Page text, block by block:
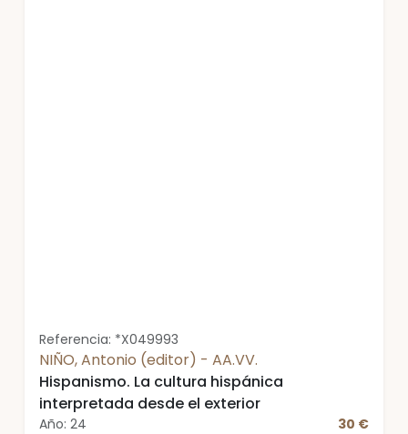
Referencia: *X049993
NIÑO, Antonio (editor) - AA.VV.
Hispanismo. La cultura hispánica
interpretada desde el exterior
Año: 24 30 €